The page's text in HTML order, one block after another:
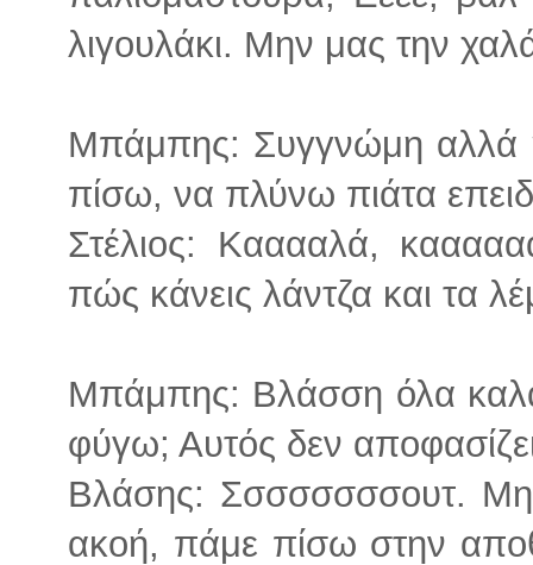
λιγουλάκι. Μην μας την
Μπάμπης: Συγγνώμη αλλά
πίσω, να πλύνω πιάτα
Στέλιος: Κααααλά,
πώς κάνεις λάντζα και τα
Μπάμπης: Βλάσση όλα
φύγω; Αυτός δεν
Βλάσης: Σσσσσσσσουτ.
ακοή, πάμε πίσω στην